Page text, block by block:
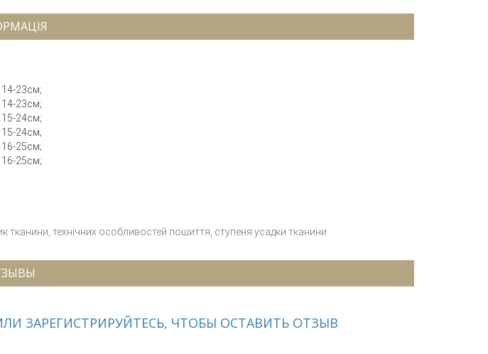
23см;
23см;
24см;
24см;
25см;
25см;
тканини, технічних особливостей пошиття, ступеня усадки тканини.
ЗАРЕГИСТРИРУЙТЕСЬ, ЧТОБЫ ОСТАВИТЬ ОТЗЫВ